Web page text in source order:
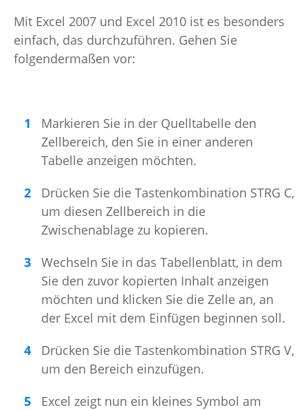
Mit Excel 2007 und Excel 2010 ist es besonders
einfach, das durchzuführen. Gehen Sie
folgendermaßen vor:
Markieren Sie in der Quelltabelle den
Zellbereich, den Sie in einer anderen
Tabelle anzeigen möchten.
Drücken Sie die Tastenkombination STRG C,
um diesen Zellbereich in die
Zwischenablage zu kopieren.
Wechseln Sie in das Tabellenblatt, in dem
Sie den zuvor kopierten Inhalt anzeigen
möchten und klicken Sie die Zelle an, an
der Excel mit dem Einfügen beginnen soll.
Drücken Sie die Tastenkombination STRG V,
um den Bereich einzufügen.
Excel zeigt nun ein kleines Symbol am